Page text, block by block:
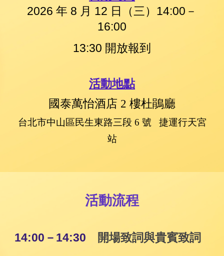
2026 年 8 月 12 日（三）14:00－
16:00
13:30 開放報到
活動地點
國泰萬怡酒店 2 樓杜鵑廳
台北市中山區民生東路三段 6 號 捷運行天宮
站
活動流程
14:00－14:30 開場致詞與貴賓致詞